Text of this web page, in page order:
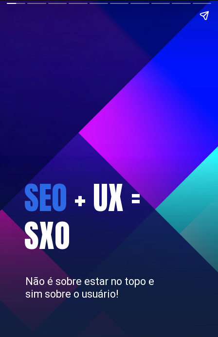
SEO+ UX =
SXO
Não é sobre estar no topo e
sim sobre o usuário!